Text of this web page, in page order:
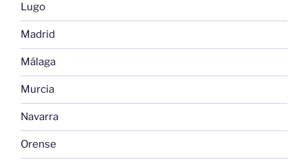
Lugo
Madrid
Málaga
Murcia
Navarra
Orense